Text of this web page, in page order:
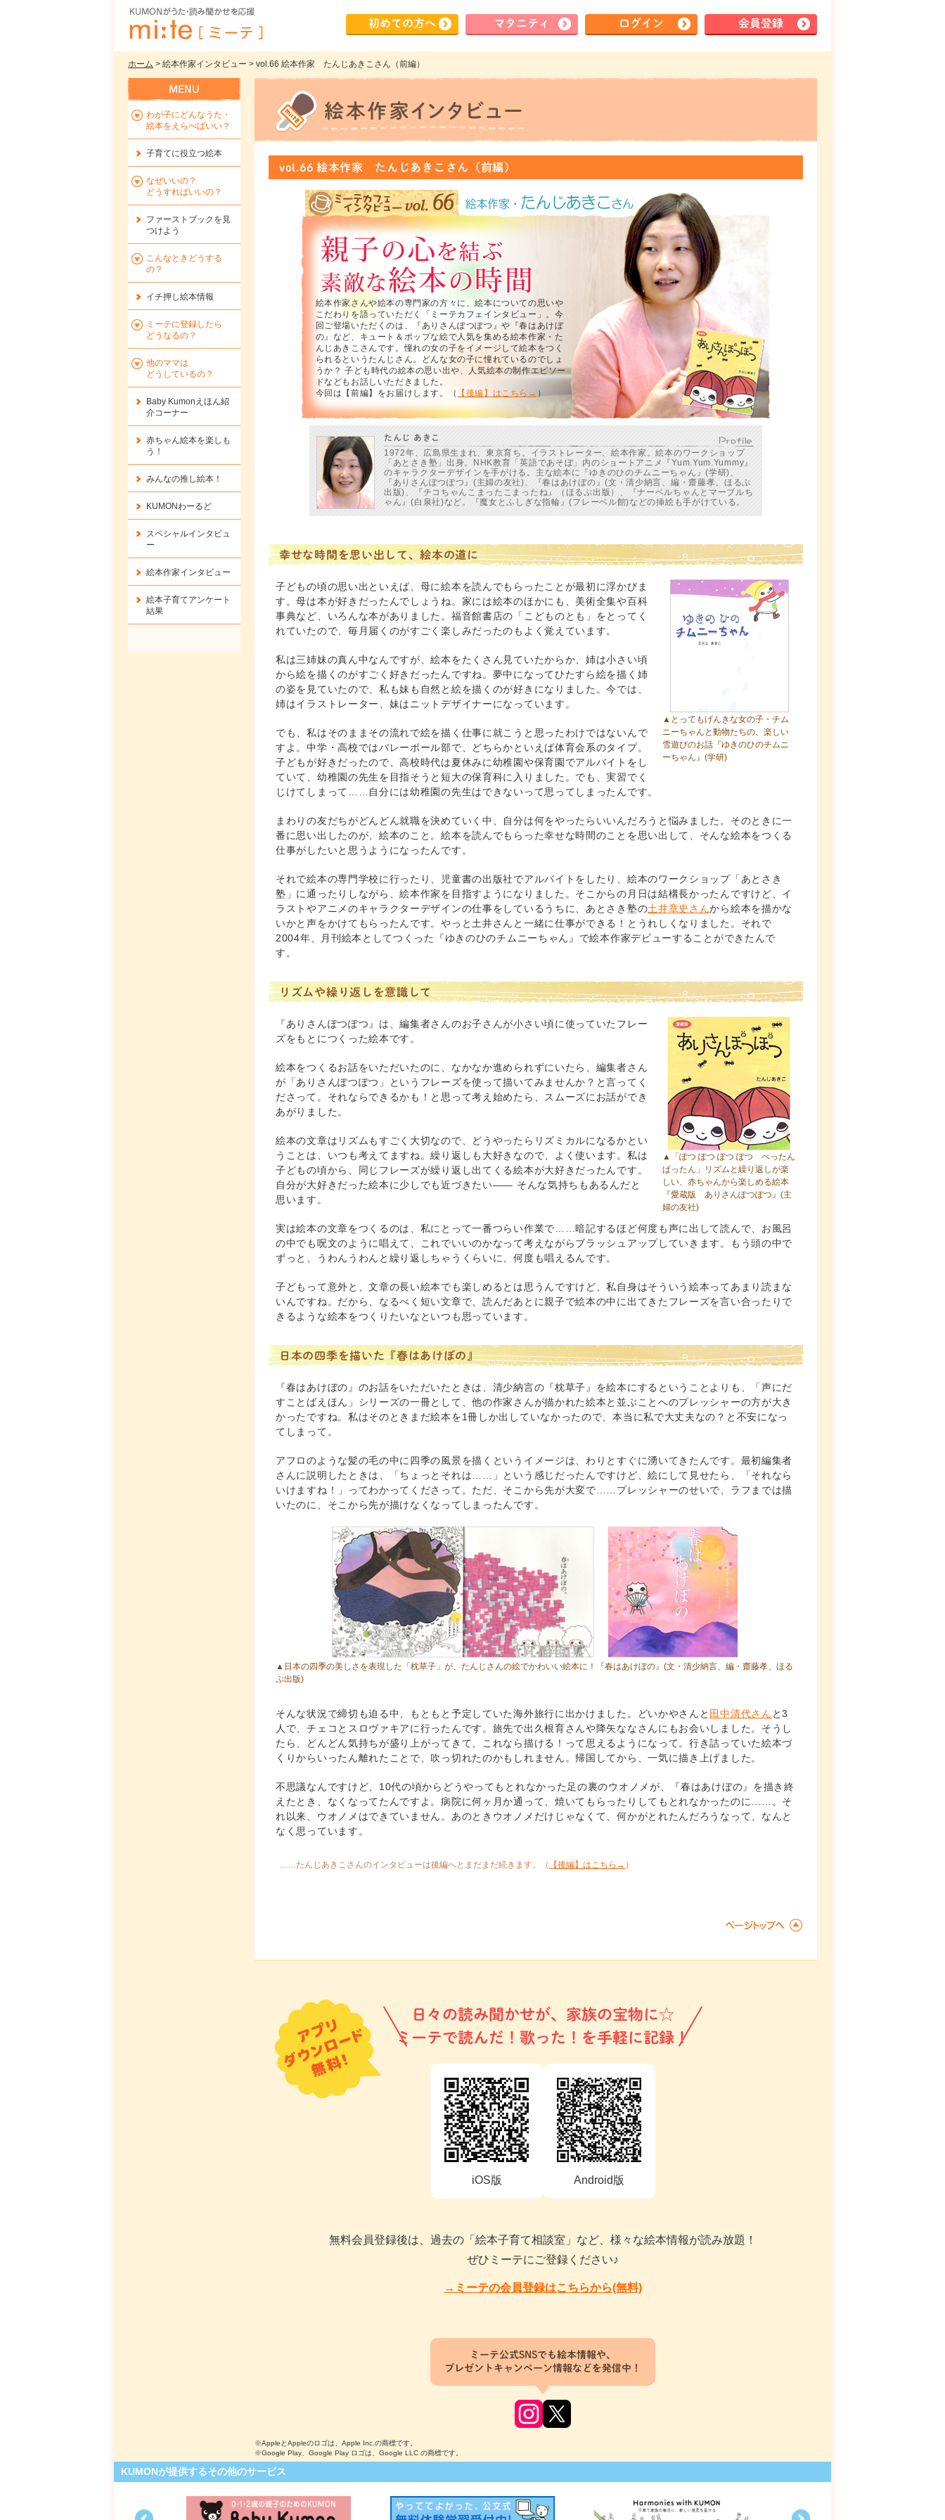
初めての方へ マタ ニティ ログイン 会員登録
ホーム > 絵本作家インタビュー > vol.66 絵本作家 たんじあきこさん（前編）
vol.66 絵本作家 たんじあきこさん（前編）
絵本作家さんや絵本の専門家の方々に、絵本についての思いや
こだわりを語っていただく「ミーテカフェインタビュー」。今
回ご登場いただくのは、『ありさんぽつぽつ』や『春はあけぼ
の』など、キュート＆ポップな絵で人気を集める絵本作家・た
んじあきこさんです。憧れの女の子をイメージして絵本をつく
られるというたんじさん。どんな女の子に憧れているのでしょ
うか？ 子ども時代の絵本の思い出や、人気絵本の制作エピソー
ドなどもお話しいただきました。
今回は【前編】をお届けします。（
【後編】はこちら→ ）
たんじ あきこ
1972年、広島県生まれ、東京育ち。イラストレーター、絵本作家。絵本のワークショップ
「あとさき塾」出身。NHK教育「英語であそぼ」内のショートアニメ『Yum.Yum.Yummy』
のキャラクターデザインを手がける。主な絵本に『ゆきのひのチムニーちゃん』(学研)、
『ありさんぽつぽつ』(主婦の友社)、『春はあけぼの』(文・清少納言、編・齋藤孝、ほるぷ
出版)、『チコちゃんこまったこまったね』（ほるぷ出版）、『ナーベルちゃんとマーブルち
ゃん』(白泉社)など。『魔女とふしぎな指輪』(フレーベル館)などの挿絵も手がけている。
幸せな時間を思い出して、絵本の道に
▲とってもげんきな女の子・チム
ニーちゃんと動物たちの、楽しい
雪遊びのお話 『ゆきのひのチムニ
ーちゃん』 (学研)
子どもの頃の思い出といえば、母に絵本を読んでもらったことが最初に浮かびま
す。母は本が好きだったんでしょうね。家には絵本のほかにも、美術全集や百科
事典など、いろんな本がありました。福音館書店の「こどものとも」をとってく
れていたので、毎月届くのがすごく楽しみだったのもよく覚えています。
私は三姉妹の真ん中なんですが、絵本をたくさん見ていたからか、姉は小さい頃
から絵を描くのがすごく好きだったんですね。夢中になってひたすら絵を描く姉
の姿を見ていたので、私も妹も自然と絵を描くのが好きになりました。今では、
姉はイラストレーター、妹はニットデザイナーになっています。
でも、私はそのままその流れで絵を描く仕事に就こうと思ったわけではないんで
すよ。中学・高校ではバレーボール部で、どちらかといえば体育会系のタイプ。
子どもが好きだったので、高校時代は夏休みに幼稚園や保育園でアルバイトをし
ていて、幼稚園の先生を目指そうと短大の保育科に入りました。でも、実習でく
じけてしまって……自分には幼稚園の先生はできないって思ってしまったんです。
まわりの友だちがどんどん就職を決めていく中、自分は何をやったらいいんだろうと悩みました。そのときに一
番に思い出したのが、絵本のこと。絵本を読んでもらった幸せな時間のことを思い出して、そんな絵本をつくる
仕事がしたいと思うようになったんです。
それで絵本の専門学校に行ったり、児童書の出版社でアルバイトをしたり、絵本のワークショップ「あとさき
塾」に通ったりしながら、絵本作家を目指すようになりました。そこからの月日は結構長かったんですけど、イ
ラストやアニメのキャラクターデザインの仕事をしているうちに、あとさき塾の土井章史さんから絵本を描かな
いかと声をかけてもらったんです。やっと土井さんと一緒に仕事ができる！とうれしくなりました。それで
2004年、月刊絵本としてつくった『ゆきのひのチムニーちゃん』で絵本作家デビューすることができたんで
す。
リズムや繰り返しを意識して
▲「ぽつ ぽつ ぽつ ぽつ ぺったん
ぱったん」リズムと繰り返しが楽
しい、赤ちゃんから楽しめる絵本
『愛蔵版 ありさんぽつぽつ』 (主
婦の友社)
『ありさんぽつぽつ』は、編集者さんのお子さんが小さい頃に使っていたフレー
ズをもとにつくった絵本です。
絵本をつくるお話をいただいたのに、なかなか進められずにいたら、編集者さん
が「ありさんぽつぽつ」というフレーズを使って描いてみませんか？と言ってく
ださって。それならできるかも！と思って考え始めたら、スムーズにお話ができ
あがりました。
絵本の文章はリズムもすごく大切なので、どうやったらリズミカルになるかとい
うことは、いつも考えてますね。繰り返しも大好きなので、よく使います。私は
子どもの頃から、同じフレーズが繰り返し出てくる絵本が大好きだったんです。
自分が大好きだった絵本に少しでも近づきたい―― そんな気持ちもあるんだと
思います。
実は絵本の文章をつくるのは、私にとって一番つらい作業で……暗記するほど何度も声に出して読んで、お風呂
の中でも呪文のように唱えて、これでいいのかなって考えながらブラッシュアップしていきます。もう頭の中で
ずっと、うわんうわんと繰り返しちゃうくらいに、何度も唱えるんです。
子どもって意外と、文章の長い絵本でも楽しめるとは思うんですけど、私自身はそういう絵本ってあまり読まな
いんですね。だから、なるべく短い文章で、読んだあとに親子で絵本の中に出てきたフレーズを言い合ったりで
きるような絵本をつくりたいなといつも思っています。
日本の四季を描いた『春はあけぼの』
『春はあけぼの』のお話をいただいたときは、清少納言の『枕草子』を絵本にするということよりも、「声にだ
すことばえほん」シリーズの一冊として、他の作家さんが描かれた絵本と並ぶことへのプレッシャーの方が大き
かったですね。私はそのときまだ絵本を1冊しか出していなかったので、本当に私で大丈夫なの？と不安になっ
てしまって。
アフロのような髪の毛の中に四季の風景を描くというイメージは、わりとすぐに湧いてきたんです。最初編集者
さんに説明したときは、「ちょっとそれは……」という感じだったんですけど、絵にして見せたら、「それなら
いけますね！」ってわかってくださって。ただ、そこから先が大変で……プレッシャーのせいで、ラフまでは描
いたのに、そこから先が描けなくなってしまったんです。
▲日本の四季の美しさを表現した「枕草子」が、たんじさんの絵でかわいい絵本に！ 『春はあけぼの』 (文・清少納言、編・齋藤孝、ほる
ぷ出版)
そんな状況で締切も迫る中、もともと予定していた海外旅行に出かけました。どいかやさんと 田中清代さん と3
人で、チェコとスロヴァキアに行ったんです。旅先で出久根育さんや降矢ななさんにもお会いしました。そうし
たら、どんどん気持ちが盛り上がってきて、これなら描ける！って思えるようになって。行き詰っていた絵本づ
くりからいったん離れたことで、吹っ切れたのかもしれません。帰国してから、一気に描き上げました。
不思議なんですけど、10代の頃からどうやってもとれなかった足の裏のウオノメが、『春はあけぼの』を描き終
えたとき、なくなってたんですよ。病院に何ヶ月か通って、焼いてもらったりしてもとれなかったのに……。そ
れ以来、ウオノメはできていません。あのときウオノメだけじゃなくて、何かがとれたんだろうなって、なんと
なく思っています。
……たんじあきこさんのインタビューは後編へとまだまだ続きます。（ 【後編】はこちら→ ）
わが子にどんなうた・
絵本をえらべばいい？
子育てに役立つ絵本
なぜいいの？
どうすればいいの？
ファーストブックを 見
つけよう
こんなときどうする
の？
イチ押し絵本情報
ミーテに登録したら
どうなるの？
他のママは
どうしているの？
Baby Kumonえほん紹
介コーナー
赤ちゃん絵本を楽しも
う！
みんなの推し絵本！
KUMONわーるど
スペシャルインタビュ
ー
絵本作家インタビュー
絵本子育てアンケート
結果
日々の読み聞かせが、家族の宝物に☆
ミーテで読んだ！歌った！を手軽に記録！
iOS版 Android版
無料会員登録後は、過去の「絵本子育て相談室」など、様々な絵本情報が読み放題！
ぜひミーテにご登録ください♪
→ミーテの会員登録はこちらから(無料)
ミーテ公式SNSでも絵本情報や、
プレゼントキャンペーン情報などを発信中！
※AppleとAppleのロゴは、Apple Inc.の商標です。
※Google Play、Google Play ロゴは、Google LLC の商標です。
KUMONが提供するその他のサービス